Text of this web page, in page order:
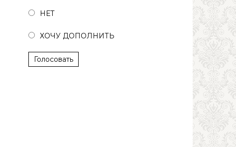
НЕТ
ХОЧУ ДОПОЛНИТЬ
Голосовать